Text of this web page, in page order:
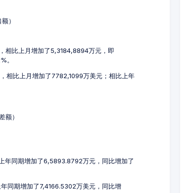
）
相比上月增加了5,3184,8894万元，即
。
相比上月增加了7782,1099万美元；相比上年
额）
年同期增加了6,5893.8792万元，同比增加了
同期增加了7,4166.5302万美元，同比增